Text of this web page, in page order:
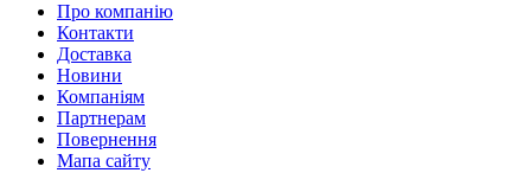
Про компанію
Контакти
Доставка
Новини
Компаніям
Партнерам
Повернення
Мапа сайту